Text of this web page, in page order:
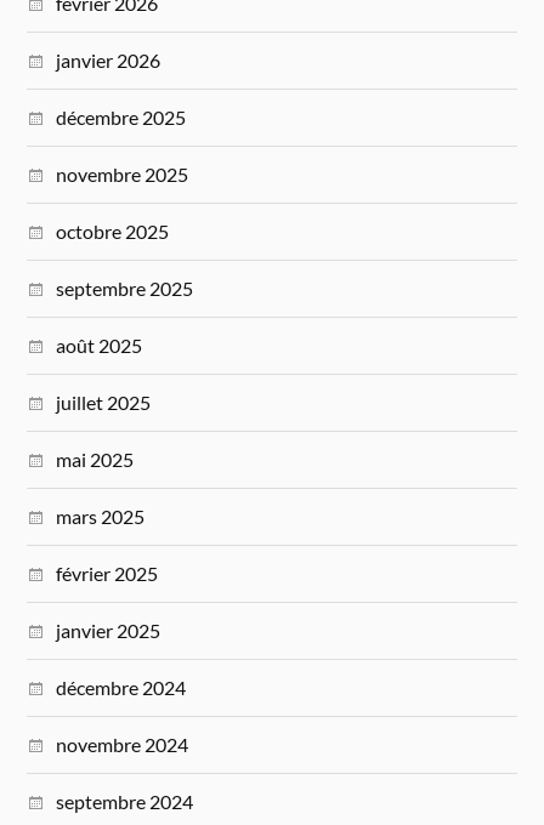
janvier 2026
décembre 2025
novembre 2025
octobre 2025
septembre 2025
août 2025
juillet 2025
mai 2025
mars 2025
février 2025
janvier 2025
décembre 2024
novembre 2024
septembre 2024